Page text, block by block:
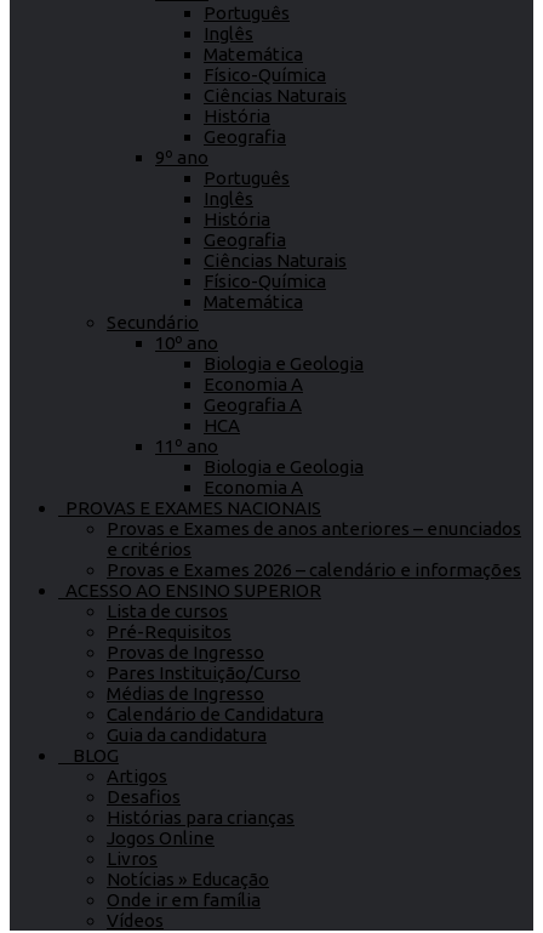
Português
Inglês
Matemática
Físico-Química
Ciências Naturais
História
Geografia
9º ano
Português
Inglês
História
Geografia
Ciências Naturais
Físico-Química
Matemática
Secundário
10º ano
Biologia e Geologia
Economia A
Geografia A
HCA
11º ano
Biologia e Geologia
Economia A
PROVAS E EXAMES NACIONAIS
Provas e Exames de anos anteriores – enunciados
e critérios
Provas e Exames 2026 – calendário e informações
ACESSO AO ENSINO SUPERIOR
Lista de cursos
Pré-Requisitos
Provas de Ingresso
Pares Instituição/Curso
Médias de Ingresso
Calendário de Candidatura
Guia da candidatura
BLOG
Artigos
Desafios
Histórias para crianças
Jogos Online
Livros
Notícias » Educação
Onde ir em família
Vídeos